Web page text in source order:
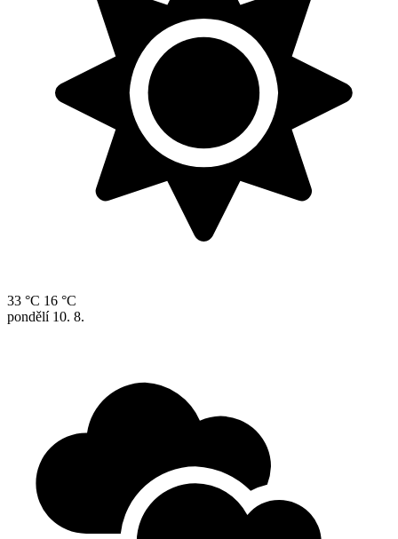
33 °C 16 °C
pondělí 10. 8.